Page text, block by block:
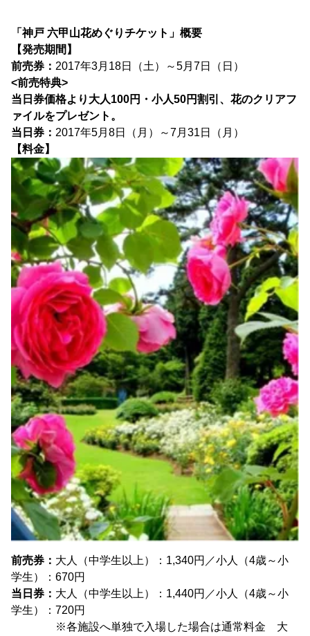
「神戸 六甲山花めぐりチケット」概要
【発売期間】
前売券： 2017年3月18日（土）～5月7日（日）
<前売特典>
当日券価格より大人100円・小人50円割引、花のクリアフ
ァイルをプレゼント。
当日券： 2017年5月8日（月）～7月31日（月）
【料金】
前売券： 大人（中学生以上）：1,340円／小人（4歳～小
学生）：670円
当日券： 大人（中学生以上）：1,440円／小人（4歳～小
学生）：720円
※各施設へ単独で入場した場合は通常料金 大